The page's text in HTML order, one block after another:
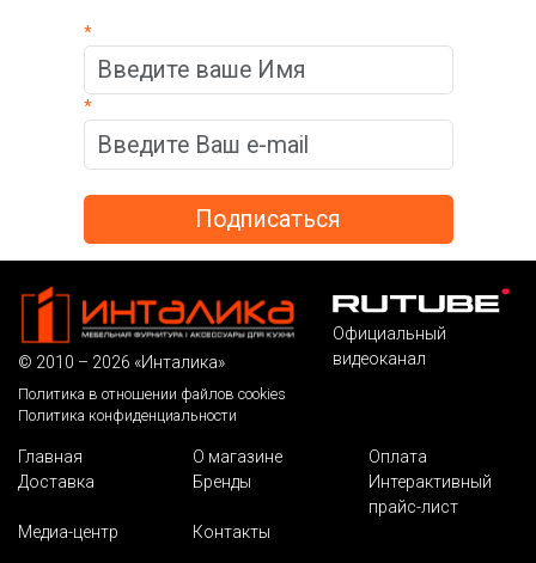
*
*
© 2010 – 2026 «Инталика»
Политика в отношении файлов cookies
Политика конфиденциальности
Официальный
видеоканал
Главная О магазине
Оплата
Доставка
Бренды
Интерактивный
прайс-лист
Медиа-центр
Контакты